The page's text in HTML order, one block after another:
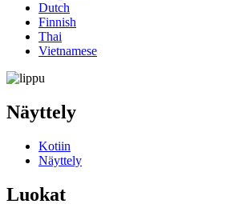
Dutch
Finnish
Thai
Vietnamese
Näyttely
Kotiin
Näyttely
Luokat